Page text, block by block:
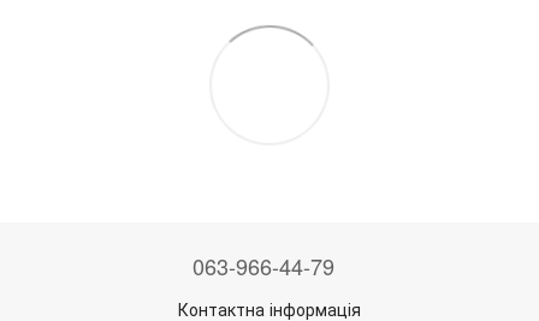
063-966-44-79
Контактна інформація